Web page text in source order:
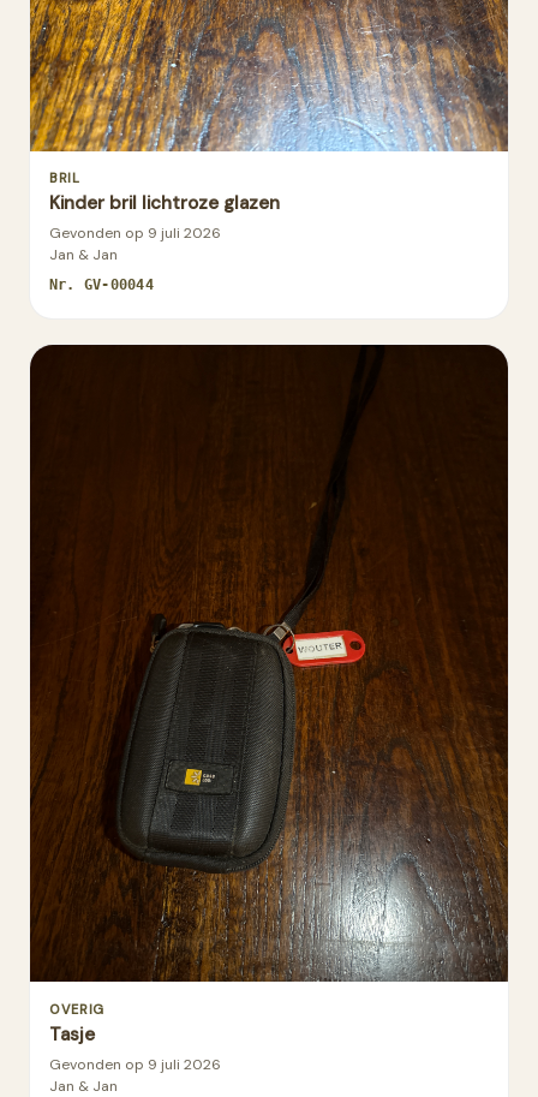
BRIL
Kinder bril lichtroze glazen
Gevonden op 9 juli 2026
Jan & Jan
Nr. GV-00044
OVERIG
Tasje
Gevonden op 9 juli 2026
Jan & Jan